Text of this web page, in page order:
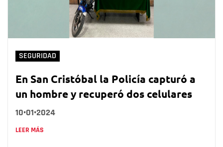
SEGURIDAD
En San Cristóbal la Policía capturó a
un hombre y recuperó dos celulares
10•01•2024
LEER MÁS